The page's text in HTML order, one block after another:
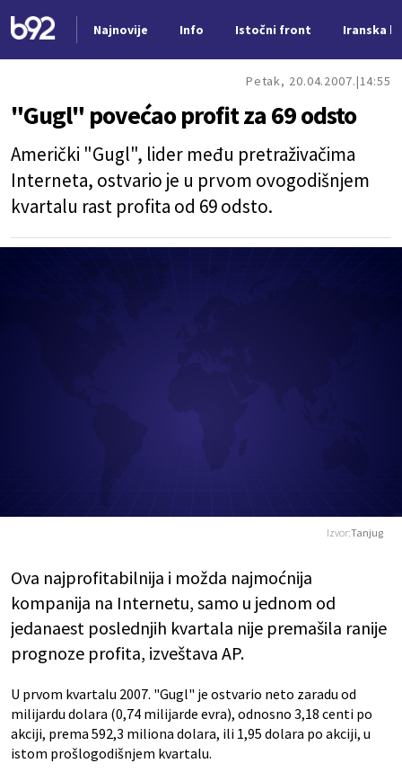
Najnovije Info Istočni front Iranska
Petak, 20.04.2007. 14:55
"Gugl" povećao profit za 69 odsto
Američki "Gugl", lider među pretraživačima
Interneta, ostvario je u prvom ovogodišnjem
kvartalu rast profita od 69 odsto.
Izvor:Tanjug
Ova najprofitabilnija i možda najmoćnija
kompanija na Internetu, samo u jednom od
jedanaest poslednjih kvartala nije premašila ranije
prognoze profita, izveštava AP.
U prvom kvartalu 2007. "Gugl" je ostvario neto zaradu od
milijardu dolara (0,74 milijarde evra), odnosno 3,18 centi po
akciji, prema 592,3 miliona dolara, ili 1,95 dolara po akciji, u
istom prošlogodišnjem kvartalu.